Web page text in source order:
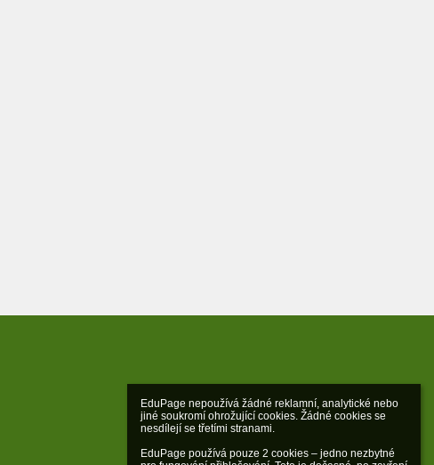
EduPage nepoužívá žádné reklamní, analytické nebo
jiné soukromí ohrožující cookies. Žádné cookies se
nesdílejí se třetími stranami.
EduPage používá pouze 2 cookies – jedno nezbytné